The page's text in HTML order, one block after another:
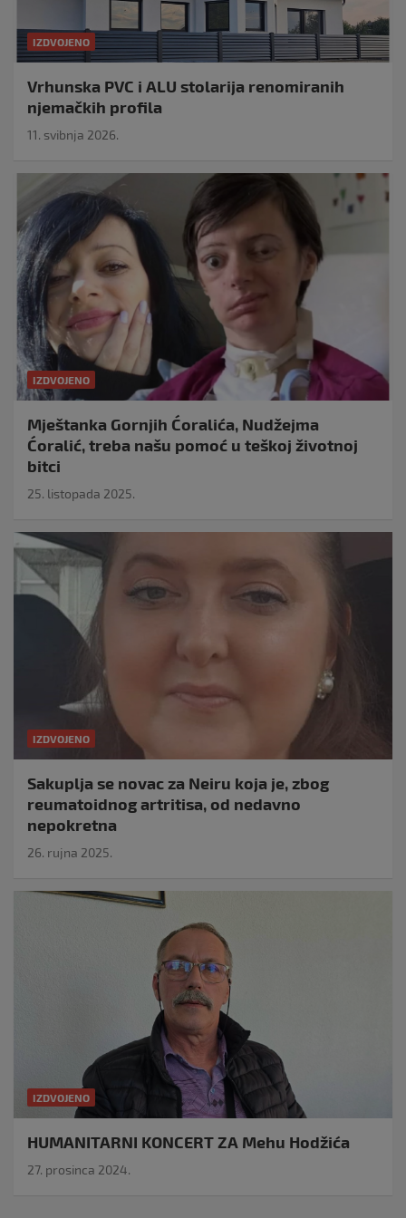
IZDVOJENO
Vrhunska PVC i ALU stolarija renomiranih
njemačkih profila
11. svibnja 2026.
IZDVOJENO
Mještanka Gornjih Ćoralića, Nudžejma
Ćoralić, treba našu pomoć u teškoj životnoj
bitci
25. listopada 2025.
IZDVOJENO
Sakuplja se novac za Neiru koja je, zbog
reumatoidnog artritisa, od nedavno
nepokretna
26. rujna 2025.
IZDVOJENO
HUMANITARNI KONCERT ZA Mehu Hodžića
27. prosinca 2024.